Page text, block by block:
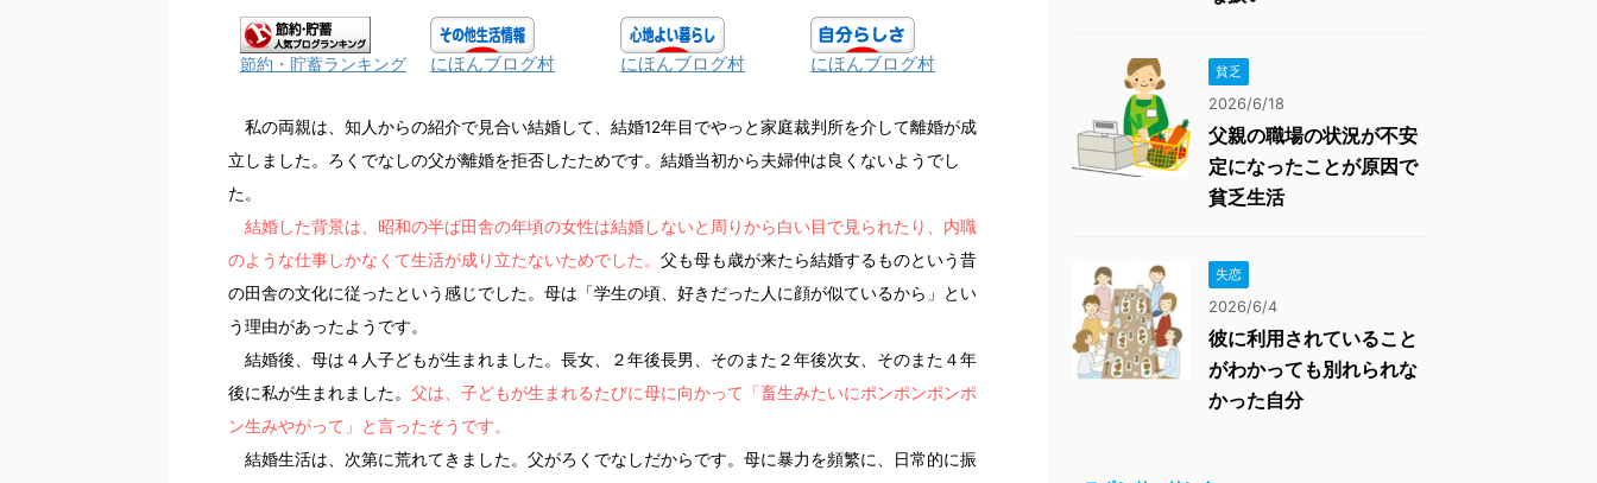
節約・貯蓄ランキング にほんブログ村 にほんブログ村 にほんブログ村
私の両親は、知人からの紹介で見合い結婚して、結婚12年目でやっと家庭裁判所を介して離婚が成
立しました。ろくでなしの父が離婚を拒否したためです。結婚当初から夫婦仲は良くないようでし
た。
結婚した背景は、昭和の半ば田舎の年頃の女性は結婚しないと周りから白い目で見られたり、内職
のような仕事しかなくて生活が成り立たないためでした。 父も母も歳が来たら結婚するものという昔
の田舎の文化に従ったという感じでした。母は「学生の頃、好きだった人に顔が似ているから」とい
う理由があったようです。
結婚後、母は４人子どもが生まれました。長女、２年後長男、そのまた２年後次女、そのまた４年
後に私が生まれました。 父は、子どもが生まれるたびに母に向かって「畜生みたいにポンポンポンポ
ン生みやがって」と言ったそうです。
結婚生活は、次第に荒れてきました。父がろくでなしだからです。母に暴力を頻繁に、日常的に振
貧乏
2026/6/18
父親の職場の状況が不安
定になったことが原因で
貧乏生活
失恋
2026/6/4
彼に利用されていること
がわかっても別れられな
かった自分